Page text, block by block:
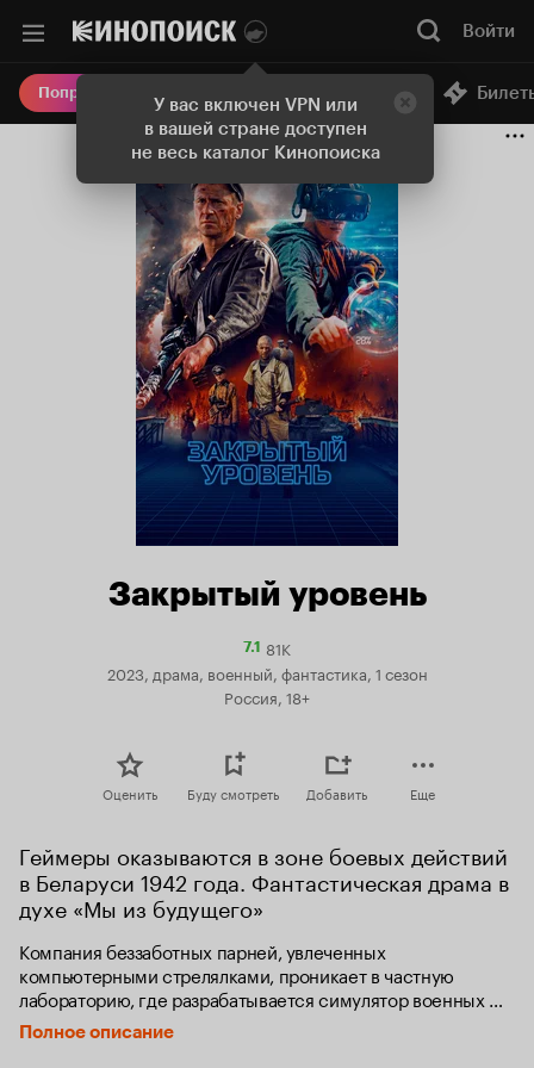
У вас включен VPN или
в вашей стране доступен
не весь каталог Кинопоиска
Войти
Попробовать Плюс Онлайн-кинотеатр
Закрытый уровень
7.1Рейтинг
Кинопоиска
81K
2023, драма, военный, фантастика, 1 сезон
Россия, 18+
Оценить Буду смотреть Добавить Еще
Геймеры оказываются в зоне боевых действий
в Беларуси 1942 года. Фантастическая драма в
духе «Мы из будущего»
Компания беззаботных парней, увлеченных
компьютерными стрелялками, проникает в частную
лабораторию, где разрабатывается симулятор военных
действий. Зайдя в него, они оказываются в мире,
где окружение и происходящее неотличимы от реальной
Полное описание